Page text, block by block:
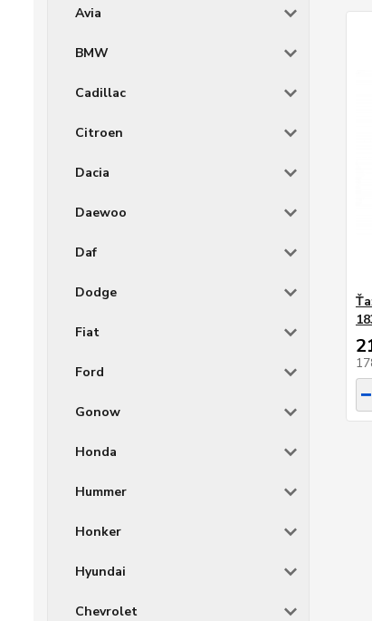
Avia
BMW
Cadillac
Citroen
Dacia
Daewoo
Daf
Dodge
Fiat
Ford
Gonow
Honda
Hummer
Honker
Hyundai
Chevrolet